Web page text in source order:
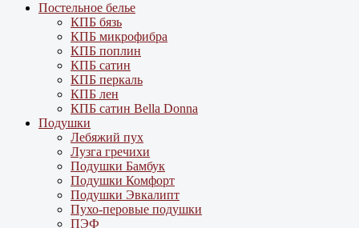
Постельное белье
КПБ бязь
КПБ микрофибра
КПБ поплин
КПБ сатин
КПБ перкаль
КПБ лен
КПБ сатин Bella Donna
Подушки
Лебяжий пух
Лузга гречихи
Подушки Бамбук
Подушки Комфорт
Подушки Эвкалипт
Пухо-перовые подушки
ПЭФ